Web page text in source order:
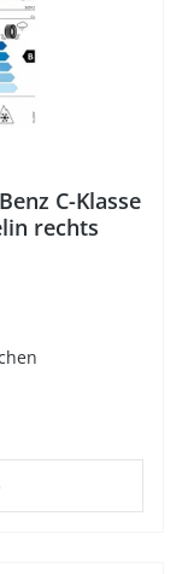
C-Klasse
rechts